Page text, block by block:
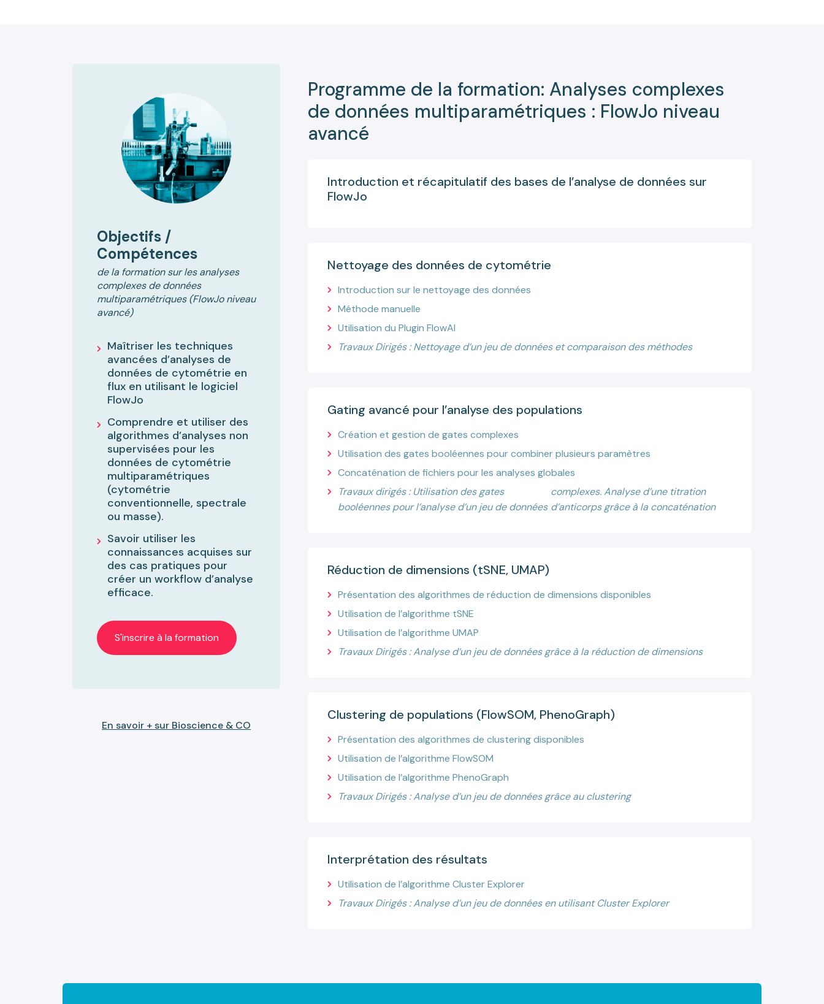
Objectifs /
Compétences
de la formation sur les analyses
complexes de données
multiparamétriques (FlowJo niveau
avancé)
Maîtriser les techniques
avancées d’analyses de
données de cytométrie en
flux en utilisant le logiciel
FlowJo
Comprendre et utiliser des
algorithmes d’analyses non
supervisées pour les
données de cytométrie
multiparamétriques
(cytométrie
conventionnelle, spectrale
ou masse).
Savoir utiliser les
connaissances acquises sur
des cas pratiques pour
créer un workflow d’analyse
efficace.
S'inscrire à la formation
En savoir + sur Bioscience & CO
Programme de la formation: Analyses complexes
de données multiparamétriques : FlowJo niveau
avancé
Introduction et récapitulatif des bases de l’analyse de données sur
FlowJo
Nettoyage des données de cytométrie
Introduction sur le nettoyage des données
Méthode manuelle
Utilisation du Plugin FlowAI
Travaux Dirigés : Nettoyage d’un jeu de données et comparaison des méthodes
Gating avancé pour l’analyse des populations
Création et gestion de gates complexes
Utilisation des gates booléennes pour combiner plusieurs paramètres
Concaténation de fichiers pour les analyses globales
Travaux dirigés : Utilisation des gates
booléennes pour l’analyse d’un jeu de données
complexes. Analyse d’une titration
d’anticorps grâce à la concaténation
Réduction de dimensions (tSNE, UMAP)
Présentation des algorithmes de réduction de dimensions disponibles
Utilisation de l’algorithme tSNE
Utilisation de l’algorithme UMAP
Travaux Dirigés : Analyse d’un jeu de données grâce à la réduction de dimensions
Clustering de populations (FlowSOM, PhenoGraph)
Présentation des algorithmes de clustering disponibles
Utilisation de l’algorithme FlowSOM
Utilisation de l’algorithme PhenoGraph
Travaux Dirigés : Analyse d’un jeu de données grâce au clustering
Interprétation des résultats
Utilisation de l’algorithme Cluster Explorer
Travaux Dirigés : Analyse d’un jeu de données en utilisant Cluster Explorer